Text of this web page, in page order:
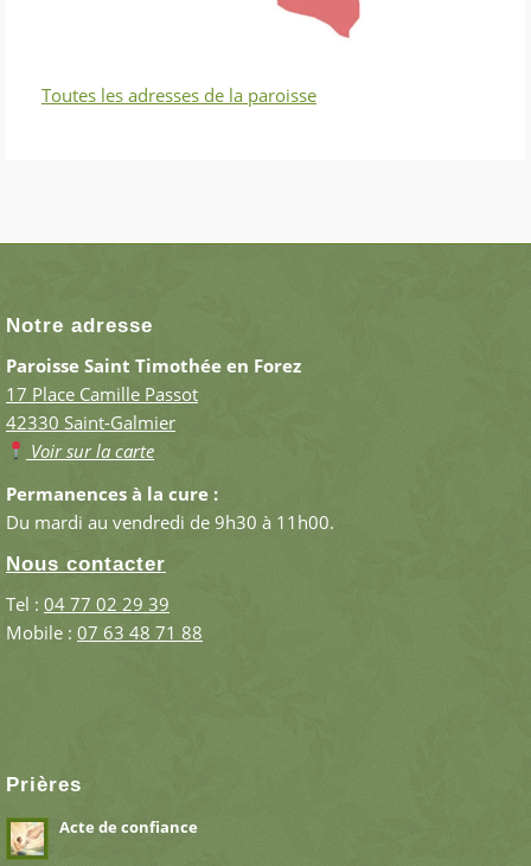
Toutes les adresses de la paroisse
Notre adresse
Paroisse Saint Timothée en Forez
17 Place Camille Passot
42330 Saint-Galmier
Voir sur la carte
Permanences à la cure :
Du mardi au vendredi de 9h30 à 11h00.
Nous contacter
Tel : 04 77 02 29 39
Mobile : 07 63 48 71 88
Prières
Acte de confiance